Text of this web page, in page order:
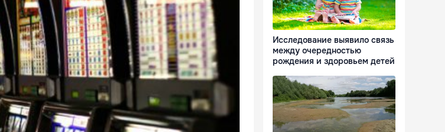
Исследование выявило связь
между очередностью
рождения и здоровьем детей